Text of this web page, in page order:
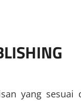
yang sesuai